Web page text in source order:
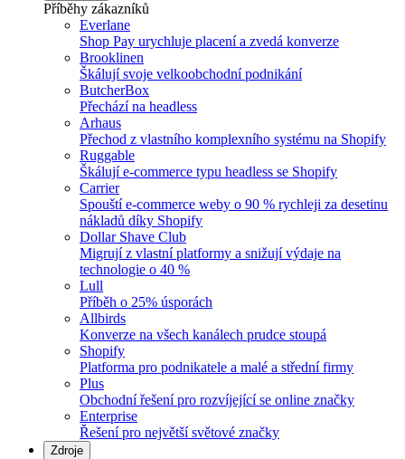
Příběhy zákazníků
Everlane
Shop Pay urychluje placení a zvedá konverze
Brooklinen
Škálují svoje velkoobchodní podnikání
ButcherBox
Přechází na headless
Arhaus
Přechod z vlastního komplexního systému na Shopify
Ruggable
Škálují e-commerce typu headless se Shopify
Carrier
Spouští e-commerce weby o 90 % rychleji za desetinu
nákladů díky Shopify
Dollar Shave Club
Migrují z vlastní platformy a snižují výdaje na
technologie o 40 %
Lull
Příběh o 25% úsporách
Allbirds
Konverze na všech kanálech prudce stoupá
Shopify
Platforma pro podnikatele a malé a střední firmy
Plus
Obchodní řešení pro rozvíjející se online značky
Enterprise
Řešení pro největší světové značky
Zdroje